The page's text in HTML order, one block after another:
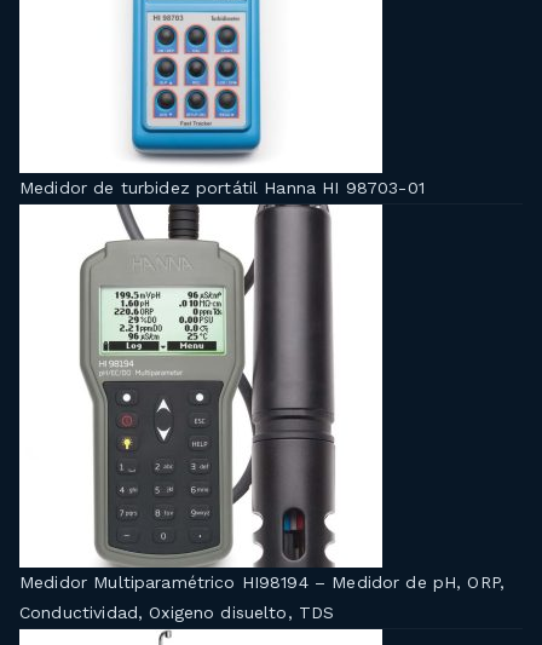
Medidor de turbidez portátil Hanna HI 98703-01
Medidor Multiparamétrico HI98194 – Medidor de pH, ORP,
Conductividad, Oxigeno disuelto, TDS